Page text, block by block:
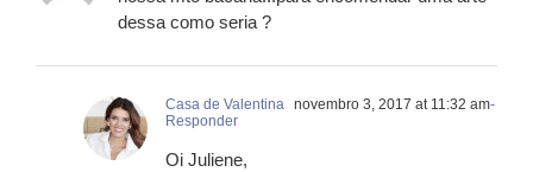
dessa como seria ?
Casa de Valentina novembro 3, 2017 at 11:32 am-
Responder
Oi Juliene,